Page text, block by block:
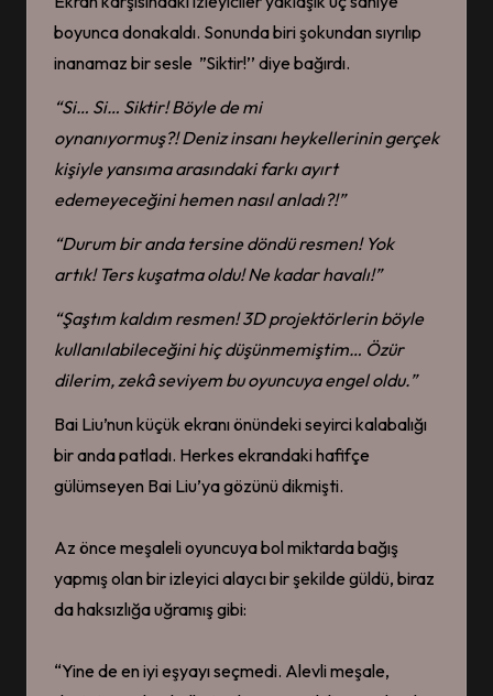
boyunca donakaldı. Sonunda biri şokundan sıyrılıp
inanamaz bir sesle ”Siktir!’’ diye bağırdı.
“Si… Si… Siktir!Böyle de mi
oynanıyormuş?!Denizinsanıheykellerinin gerçek
kişiyle yansıma arasındaki farkı ayırt
edemeyeceğinihemen nasıl anladı?!”
“Durum bir anda tersinedöndüresmen! Yok
artık! Ters kuşatmaoldu! Ne kadar havalı!”
“Şaştım kaldım resmen!3Dprojektörlerin böyle
kullanılabileceğini hiç düşünmemiştim… Özür
dilerim, zekâ seviyem bu oyuncuya engel oldu.”
Bai Liu’nun küçük ekranı önündeki seyirci kalabalığı
bir anda patladı. Herkes ekrandaki hafifçe
gülümseyen Bai Liu’ya gözünü dikmişti.
Az önce meşaleli oyuncuya bol miktarda bağış
yapmış olan bir izleyici alaycı bir şekilde güldü, biraz
da haksızlığa uğramış gibi:
“Yine de en iyi eşyayı seçmedi. Alevli meşale,